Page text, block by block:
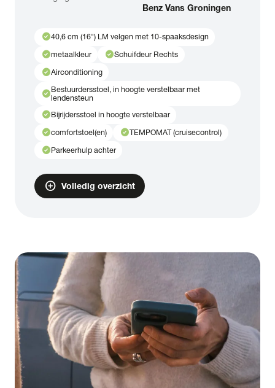
Benz Vans Groningen
check_circle40,6 cm (16") LM velgen met 10-spaaksdesign
check_circlemetaalkleur check_circleSchuifdeur Rechts
check_circleAirconditioning
check_circleBestuurdersstoel, in hoogte verstelbaar met
lendensteun
check_circleBijrijdersstoel in hoogte verstelbaar
check_circlecomfortstoel(en) check_circleTEMPOMAT (cruisecontrol)
check_circleParkeerhulp achter
add_circle Volledig overzicht